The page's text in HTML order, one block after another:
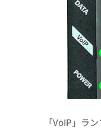
「VoIP」ラ